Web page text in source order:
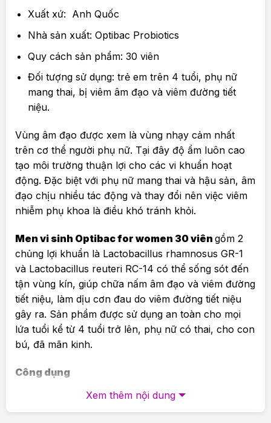
Xuất xứ: Anh Quốc
Nhà sản xuất: Optibac Probiotics
Quy cách sản phẩm: 30 viên
Đối tượng sử dụng: trẻ em trên 4 tuổi, phụ nữ
mang thai, bị viêm âm đạo và viêm đường tiết
niệu.
Vùng âm đạo được xem là vùng nhạy cảm nhất
trên cơ thể người phụ nữ. Tại đây độ ẩm luôn cao
tạo môi trường thuận lợi cho các vi khuẩn hoạt
động. Đặc biệt với phụ nữ mang thai và hậu sản, âm
đạo chịu nhiều tác động và thay đổi nên việc viêm
nhiễm phụ khoa là điều khó tránh khỏi.
Men vi sinh Optibac for women 30 viên gồm 2
chủng lợi khuẩn là Lactobacillus rhamnosus GR-1
và Lactobacillus reuteri RC-14 có thể sống sót đến
tận vùng kín, giúp chữa nấm âm đạo và viêm đường
tiết niệu, làm dịu cơn đau do viêm đường tiết niệu
gây ra. Sản phẩm được sử dụng an toàn cho mọi
lứa tuổi kể từ 4 tuổi trở lên, phụ nữ có thai, cho con
bú, đã mãn kinh.
Công dụng
Phòng và hỗ trợ điều trị viêm âm đạo, nấm âm
đạo, vùng kín và viêm đường tiết niệu hiệu quả.
Xem thêm nội dung